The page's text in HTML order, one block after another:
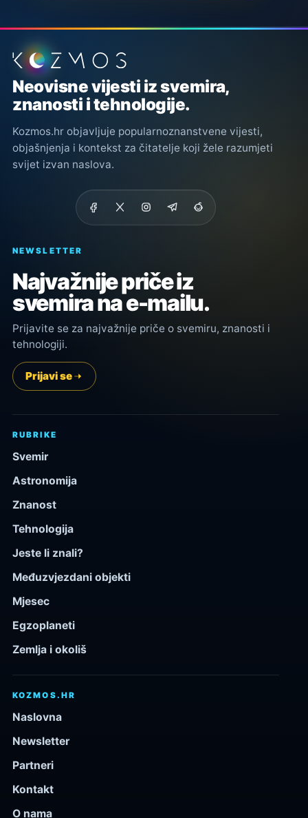
Podnožje stranice
Neovisne vijesti iz svemira,
znanosti i tehnologije.
Kozmos.hr objavljuje popularnoznanstvene vijesti,
objašnjenja i kontekst za čitatelje koji žele razumjeti
svijet izvan naslova.
NEWSLETTER
Najvažnije priče iz
svemira na e-mailu.
Prijavite se za najvažnije priče o svemiru, znanosti i
tehnologiji.
Prijavi se
RUBRIKE
Svemir
Astronomija
Znanost
Tehnologija
Jeste li znali?
Međuzvjezdani objekti
Mjesec
Egzoplaneti
Zemlja i okoliš
KOZMOS.HR
Naslovna
Newsletter
Partneri
Kontakt
O nama